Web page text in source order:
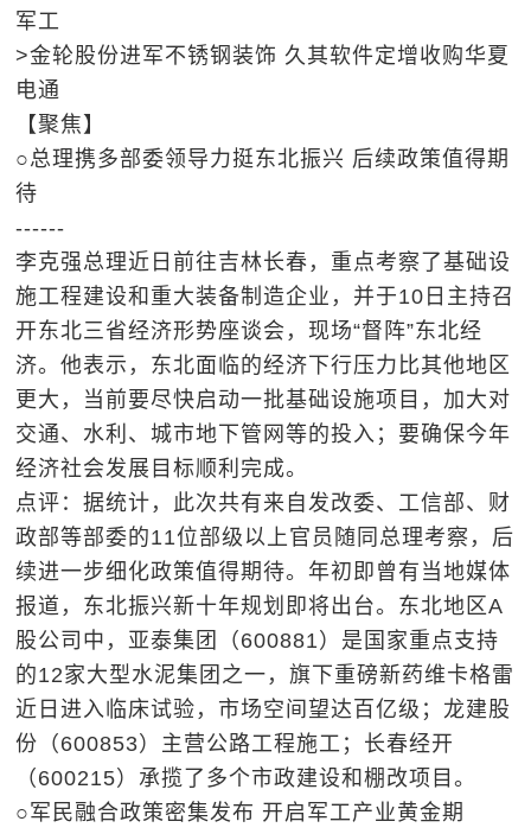
军工
>金轮股份进军不锈钢装饰 久其软件定增收购华夏
电通
【聚焦】
○总理携多部委领导力挺东北振兴 后续政策值得期
待
------
李克强总理近日前往吉林长春，重点考察了基础设
施工程建设和重大装备制造企业，并于10日主持召
开东北三省经济形势座谈会，现场“督阵”东北经
济。他表示，东北面临的经济下行压力比其他地区
更大，当前要尽快启动一批基础设施项目，加大对
交通、水利、城市地下管网等的投入；要确保今年
经济社会发展目标顺利完成。
点评：据统计，此次共有来自发改委、工信部、财
政部等部委的11位部级以上官员随同总理考察，后
续进一步细化政策值得期待。年初即曾有当地媒体
报道，东北振兴新十年规划即将出台。东北地区A
股公司中，亚泰集团（600881）是国家重点支持
的12家大型水泥集团之一，旗下重磅新药维卡格雷
近日进入临床试验，市场空间望达百亿级；龙建股
份（600853）主营公路工程施工；长春经开
（600215）承揽了多个市政建设和棚改项目。
○军民融合政策密集发布 开启军工产业黄金期